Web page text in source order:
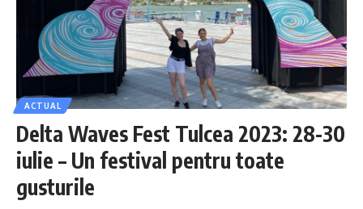
ACTUAL
Delta Waves Fest Tulcea 2023: 28-30
iulie – Un festival pentru toate
gusturile